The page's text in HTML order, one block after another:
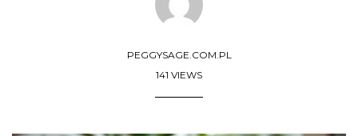
PEGGYSAGE.COM.PL
141 VIEWS